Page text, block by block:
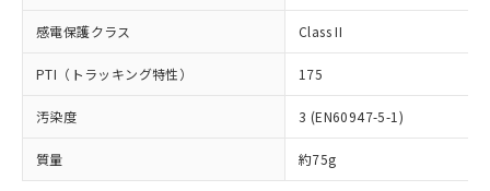
感電保護クラス Class II
PTI（トラッキング特性） 175
汚染度 3 (EN60947-5-1)
質量 約75g
販売ネットワーク
」をご確認
ください。
在庫状況および標準価格結果を当社の
事前の承諾なく第三者に漏洩または開
示しないようお願いします。
マイパーツ機能（部品リスト作成サー
ビス）をご利用いただくには、I-Web
メンバーズにご登録されている必要が
図的な使用がないことを確認しています。
※2 対応予定月
部品在庫の切り替え状況などにより、予定
月が前後することがあります。
※2 環境保護使用期限
「ｅ」：有害物質（10物質）のすべてが基
準値以下であることを示します。
「10」：通常の使用状況下において有害物
質が外部に漏えいし、環境に深刻な影響を
及ぼさない年数を意味します。
武器並びにこれらの製造装置等に一切
使用いたしません。
当社は、貴社製品を第三者に販売する
場合は、上記1、2および3の内容を当
該第三者に通知します。また当社は、
販売先および販売に係わる関係者が違
法に輸出するおそれがある場合は、取
り引きをいたしません。
いては、お客様のお取引先、ま
たはお客様担当のオムロン制御
機器販売店・当社販売員にご確
認ください)
受注生産機種、また在庫状況の
情報を公開していない機種